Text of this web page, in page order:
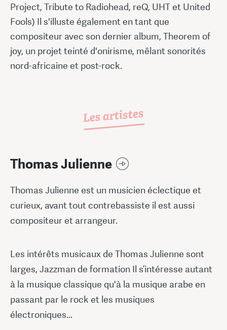
Project, Tribute to Radiohead, reQ, UHT et United
Fools) Il s'illuste également en tant que
compositeur avec son dernier album, Theorem of
joy, un projet teinté d'onirisme, mêlant sonorités
nord-africaine et post-rock.
Les artistes
Thomas Julienne
Thomas Julienne est un musicien éclectique et
curieux, avant tout contrebassiste il est aussi
compositeur et arrangeur.
Les intérêts musicaux de Thomas Julienne sont
larges, Jazzman de formation Il s’intéresse autant
à la musique classique qu'à la musique arabe en
passant par le rock et les musiques
électroniques...